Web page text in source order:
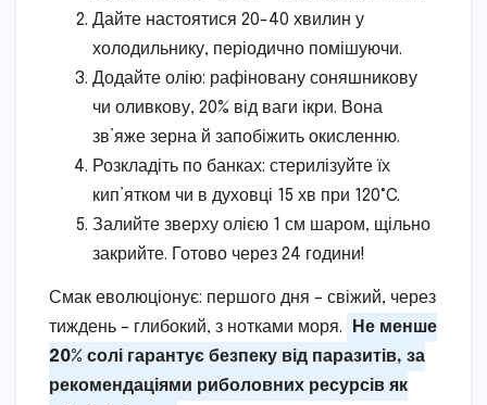
Дайте настоятися 20-40 хвилин у
холодильнику, періодично помішуючи.
Додайте олію: рафіновану соняшникову
чи оливкову, 20% від ваги ікри. Вона
зв’яже зерна й запобіжить окисленню.
Розкладіть по банках: стерилізуйте їх
кип’ятком чи в духовці 15 хв при 120°C.
Залийте зверху олією 1 см шаром, щільно
закрийте. Готово через 24 години!
Смак еволюціонує: першого дня – свіжий, через
тиждень – глибокий, з нотками моря.
Не менше
20% солі гарантує безпеку від паразитів, за
рекомендаціями риболовних ресурсів як